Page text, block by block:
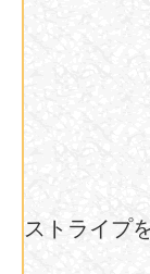
ストライプ